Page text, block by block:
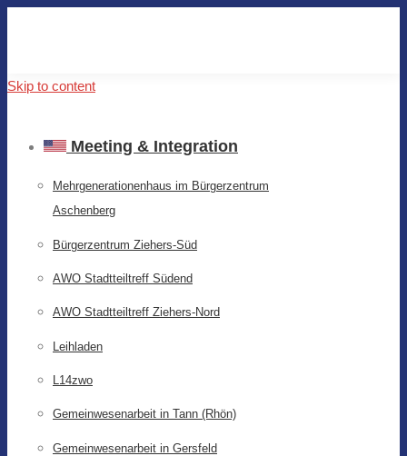
Skip to content
Meeting & Integration
Mehrgenerationenhaus im Bürgerzentrum
Aschenberg
Bürgerzentrum Ziehers-Süd
AWO Stadtteiltreff Südend
AWO Stadtteiltreff Ziehers-Nord
Leihladen
L14zwo
Gemeinwesenarbeit in Tann (Rhön)
Gemeinwesenarbeit in Gersfeld